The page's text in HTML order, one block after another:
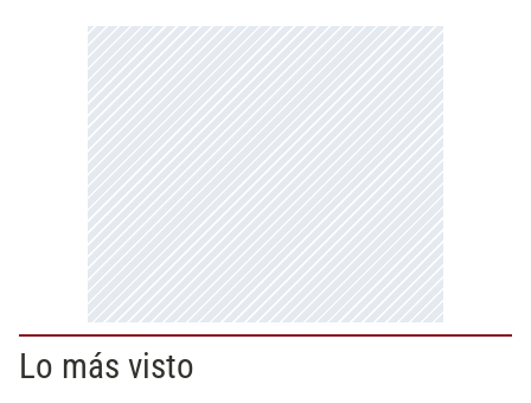
Lo más visto